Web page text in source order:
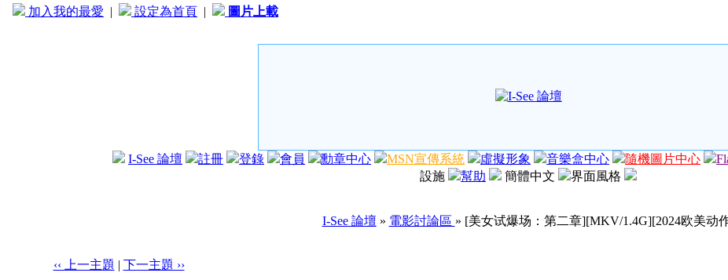
加入我的最愛 | 設定為首頁 | 圖片上載
I-See 論壇 註冊 登錄 會員 勳章中心 MSN宣傳系統 虛擬形象 音樂盒中心 隨機圖片中心
設施
幫助 簡體中文 界面風格
I-See 論壇 » 電影討論區 » [美女试爆场：第二章][MKV/1.4G][2024欧美动
‹‹ 上一主題 | 下一主題 ››